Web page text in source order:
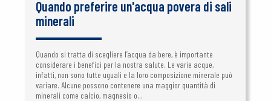
Quando preferire un'acqua povera di sali
minerali
Quando si tratta di scegliere l’acqua da bere, è importante
considerare i benefici per la nostra salute. Le varie acque,
infatti, non sono tutte uguali e la loro composizione minerale può
variare. Alcune possono contenere una maggior quantità di
minerali come calcio, magnesio o...